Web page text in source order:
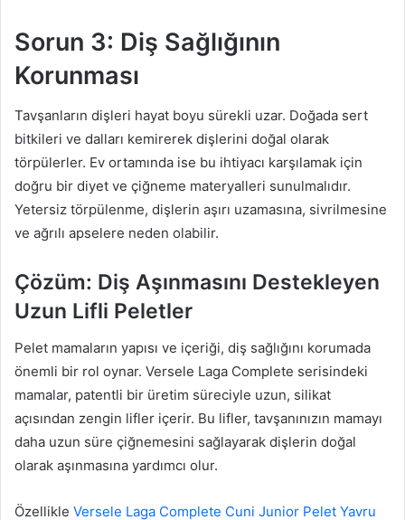
Sorun 3: Diş Sağlığının
Korunması
Tavşanların dişleri hayat boyu sürekli uzar. Doğada sert
bitkileri ve dalları kemirerek dişlerini doğal olarak
törpülerler. Ev ortamında ise bu ihtiyacı karşılamak için
doğru bir diyet ve çiğneme materyalleri sunulmalıdır.
Yetersiz törpülenme, dişlerin aşırı uzamasına, sivrilmesine
ve ağrılı apselere neden olabilir.
Çözüm: Diş Aşınmasını Destekleyen
Uzun Lifli Peletler
Pelet mamaların yapısı ve içeriği, diş sağlığını korumada
önemli bir rol oynar. Versele Laga Complete serisindeki
mamalar, patentli bir üretim süreciyle uzun, silikat
açısından zengin lifler içerir. Bu lifler, tavşanınızın mamayı
daha uzun süre çiğnemesini sağlayarak dişlerin doğal
olarak aşınmasına yardımcı olur.
Özellikle Versele Laga Complete Cuni Junior Pelet Yavru